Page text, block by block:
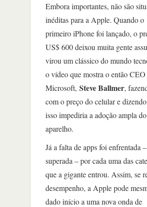
Embora importantes, não são
inéditas para a Apple. Quando o
primeiro iPhone foi lançado, o
US$ 600 deixou muita gente
virou um clássico do mundo
o vídeo que mostra o então CEO
Microsoft, Steve Ballmer,
com o preço do celular e
isso impediria a adoção ampla do
aparelho.
Já a falta de apps foi enfrentada
superada – por cada uma das
que a gigante entrou. Assim, se
desempenho, a Apple pode
dado início a uma nova onda de